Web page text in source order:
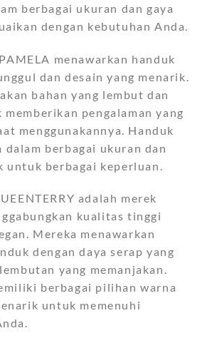
berbagai ukuran dan gaya
dengan kebutuhan Anda.
menawarkan handuk
dan desain yang menarik.
bahan yang lembut dan
pengalaman yang
menggunakannya. Handuk
dalam berbagai ukuran dan
untuk berbagai keperluan.
adalah merek
kualitas tinggi
Mereka menawarkan
dengan daya serap yang
yang memanjakan.
berbagai pilihan warna
untuk memenuhi